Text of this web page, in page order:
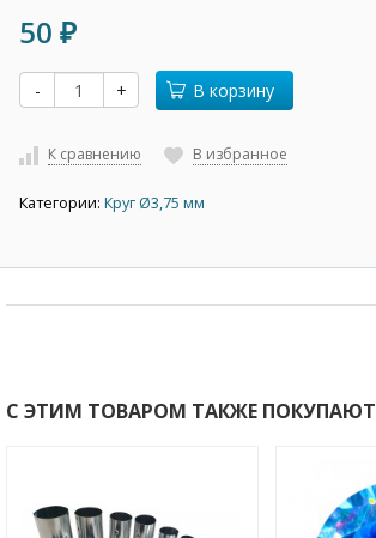
50 ₽
- + В корзину
К сравнению В избранное
Категории: Круг Ø3,75 мм
С ЭТИМ ТОВАРОМ ТАКЖЕ ПОКУПАЮТ